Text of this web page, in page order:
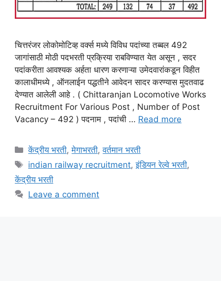
चित्तरंजर लोकोमोटिव्ह वर्क्स मध्ये विविध पदांच्या तब्बल 492
जागांसाठी मोठी पदभरती प्रक्रिया राबविण्यात येत असून , सदर
पदांकरीता आवश्यक अर्हता धारण करणाऱ्या उमेदवारांकडून विहीत
कालाधीमध्ये , ऑनलाईन पद्धतीने आवेदन सादर करण्यास मुदतवाढ
देण्यात आलेली आहे . ( Chittaranjan Locomotive Works
Recruitment For Various Post , Number of Post
Vacancy – 492 ) पदनाम , पदांची … Read more
Categories
केंद्रीय भरती,मेगाभरती,वर्तमान भरती
Tags
indian railway recruitment,इंडियन रेल्वे भरती,
केंद्रीय भरती
Leave a comment